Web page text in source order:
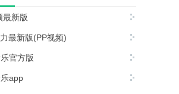
最新版
最新版(PP视频)
官方版
app